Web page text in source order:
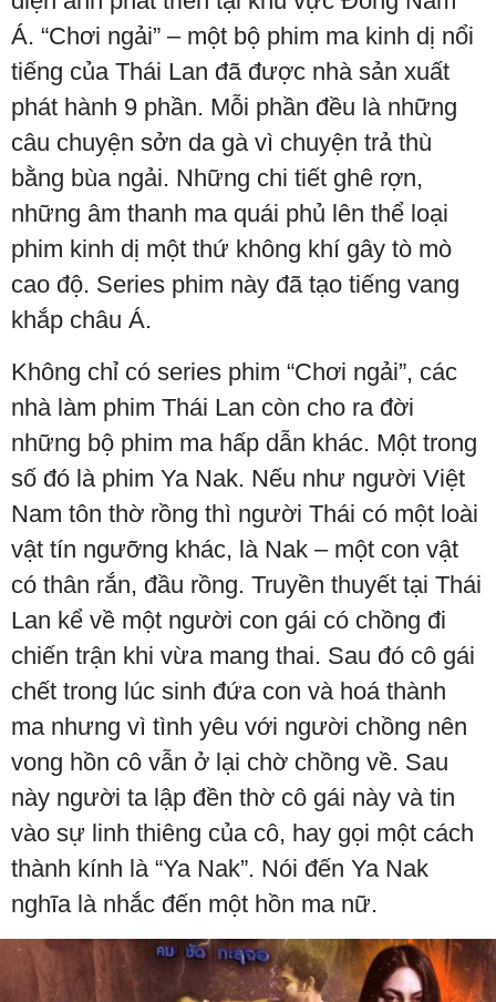
Á. “Chơi ngải” – một bộ phim ma kinh dị nổi
tiếng của Thái Lan đã được nhà sản xuất
phát hành 9 phần. Mỗi phần đều là những
câu chuyện sởn da gà vì chuyện trả thù
bằng bùa ngải. Những chi tiết ghê rợn,
những âm thanh ma quái phủ lên thể loại
phim kinh dị một thứ không khí gây tò mò
cao độ. Series phim này đã tạo tiếng vang
khắp châu Á.
Không chỉ có series phim “Chơi ngải”, các
nhà làm phim Thái Lan còn cho ra đời
những bộ phim ma hấp dẫn khác. Một trong
số đó là phim Ya Nak. Nếu như người Việt
Nam tôn thờ rồng thì người Thái có một loài
vật tín ngưỡng khác, là Nak – một con vật
có thân rắn, đầu rồng. Truyền thuyết tại Thái
Lan kể về một người con gái có chồng đi
chiến trận khi vừa mang thai. Sau đó cô gái
chết trong lúc sinh đứa con và hoá thành
ma nhưng vì tình yêu với người chồng nên
vong hồn cô vẫn ở lại chờ chồng về. Sau
này người ta lập đền thờ cô gái này và tin
vào sự linh thiêng của cô, hay gọi một cách
thành kính là “Ya Nak”. Nói đến Ya Nak
nghĩa là nhắc đến một hồn ma nữ.